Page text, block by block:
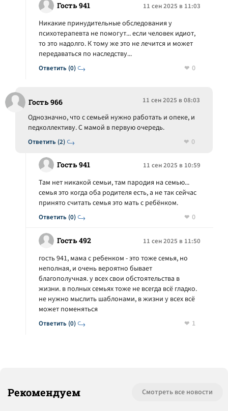
Гость 941 11 сен 2025 в 11:03
Ответить (0)
Никакие принудительные обследования у
психотерапевта не помогут... если человек идиот,
то это надолго. К тому же это не лечится и может
передаваться по наследству...
0
Гость 966 11 сен 2025 в 08:03
Ответить (2)
Однозначно, что с семьей нужно работать и опеке, и
педколлективу. С мамой в первую очередь.
0
Гость 941 11 сен 2025 в 10:59
Ответить (0)
Там нет никакой семьи, там пародия на семью...
семья это когда оба родителя есть, а не так сейчас
принято считать семья это мать с ребёнком.
0
Гость 492 11 сен 2025 в 11:50
Ответить (0)
гость 941, мама с ребенком - это тоже семья, но
неполная, и очень вероятно бывает
благополучная. у всех свои обстоятельства в
жизни. в полных семьях тоже не всегда всё гладко.
не нужно мыслить шаблонами, в жизни у всех всё
может поменяться
1
Рекомендуем Смотреть все новости